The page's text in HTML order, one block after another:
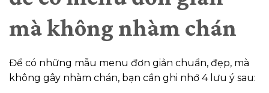
mà không nhàm chán
Để có những mẫu menu đơn giản chuẩn, đẹp, mà
không gây nhàm chán, bạn cần ghi nhớ 4 lưu ý sau: